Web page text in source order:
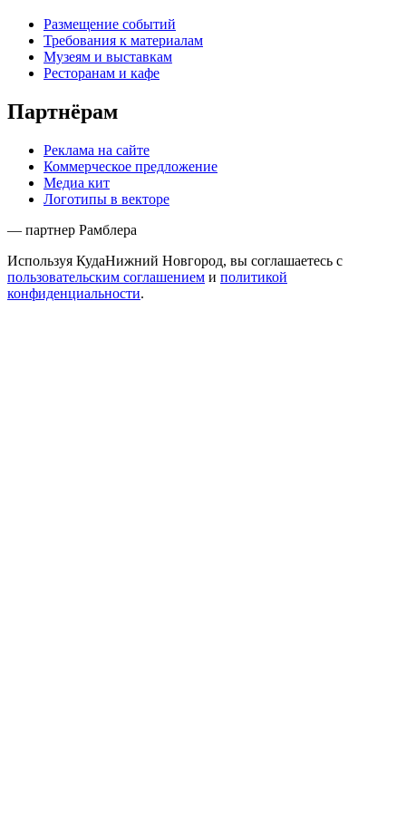
Размещение событий
Требования к материалам
Музеям и выставкам
Ресторанам и кафе
Партнёрам
Реклама на сайте
Коммерческое предложение
Медиа кит
Логотипы в векторе
— партнер Рамблера
Используя КудаНижний Новгород, вы соглашаетесь с
пользовательским соглашением и политикой
конфиденциальности.